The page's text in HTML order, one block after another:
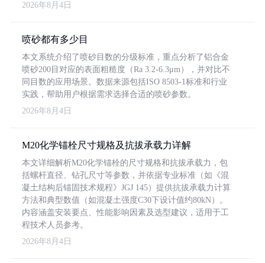
2026年8月4日
喷砂都有多少目
本文系统介绍了喷砂目数的分级标准，重点分析了铝合金
喷砂200目对应的表面粗糙度（Ra 3.2-6.3μm），并对比不
同目数的应用场景。数据来源包括ISO 8503-1标准和行业
实践，帮助用户根据需求选择合适的喷砂参数。
2026年8月4日
M20化学锚栓尺寸规格及抗拔承载力详解
本文详细解析M20化学锚栓的尺寸规格和抗拔承载力，包
括螺杆直径、钻孔尺寸等参数，并依据专业标准（如《混
凝土结构后锚固技术规程》JGJ 145）提供抗拔承载力计算
方法和典型数值（如混凝土强度C30下设计值约80kN）。
内容涵盖安装要点、性能影响因素及选型建议，适用于工
程技术人员参考。
2026年8月4日